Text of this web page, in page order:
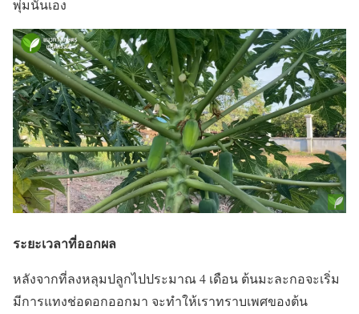
พุ่มนั่นเอง
ระยะเวลาที่ออกผล
หลังจากที่ลงหลุมปลูกไปประมาณ 4 เดือน ต้นมะละกอจะเริ่ม
มีการแทงช่อดอกออกมา จะทำให้เราทราบเพศของต้น